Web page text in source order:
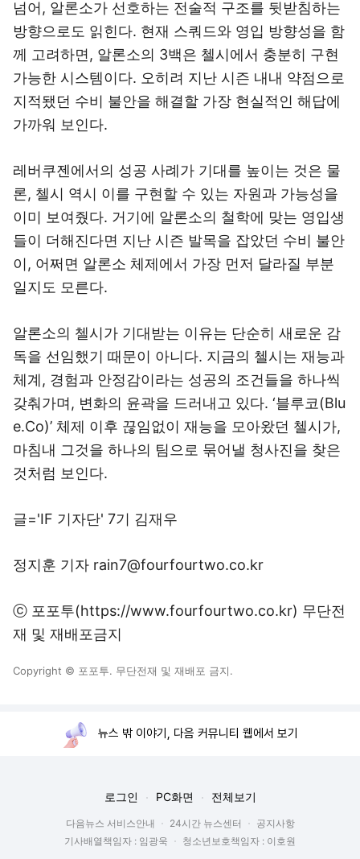
넘어, 알론소가 선호하는 전술적 구조를 뒷받침하는
방향으로도 읽힌다. 현재 스쿼드와 영입 방향성을 함
께 고려하면, 알론소의 3백은 첼시에서 충분히 구현
가능한 시스템이다. 오히려 지난 시즌 내내 약점으로
지적됐던 수비 불안을 해결할 가장 현실적인 해답에
가까워 보인다.
레버쿠젠에서의 성공 사례가 기대를 높이는 것은 물
론, 첼시 역시 이를 구현할 수 있는 자원과 가능성을
이미 보여줬다. 거기에 알론소의 철학에 맞는 영입생
들이 더해진다면 지난 시즌 발목을 잡았던 수비 불안
이, 어쩌면 알론소 체제에서 가장 먼저 달라질 부분
일지도 모른다.
알론소의 첼시가 기대받는 이유는 단순히 새로운 감
독을 선임했기 때문이 아니다. 지금의 첼시는 재능과
체계, 경험과 안정감이라는 성공의 조건들을 하나씩
갖춰가며, 변화의 윤곽을 드러내고 있다. ‘블루코(Blu
e.Co)’ 체제 이후 끊임없이 재능을 모아왔던 첼시가,
마침내 그것을 하나의 팀으로 묶어낼 청사진을 찾은
것처럼 보인다.
글='IF 기자단' 7기 김재우
정지훈 기자 rain7@fourfourtwo.co.kr
ⓒ 포포투(https://www.fourfourtwo.co.kr) 무단전
재 및 재배포금지
Copyright © 포포투. 무단전재 및 재배포 금지.
뉴스 밖 이야기, 다음 커뮤니티 웹에서 보기
로그인 PC화면 전체보기
다음뉴스 서비스안내 24시간 뉴스센터
공지사항
기사배열책임자 : 임광욱
청소년보호책임자 : 이호원